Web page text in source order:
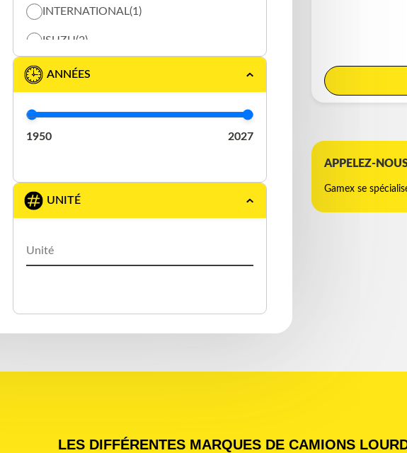
INTERNATIONAL(1)
ISUZU(2)
KENWORTH
MULTI VANS(2)
PLATEFORME 40′(1)
ANNÉES
1950 2027
UNITÉ
APPELEZ-
Gamex se
LES DIFFÉRENTES MARQUES DE CAMIONS